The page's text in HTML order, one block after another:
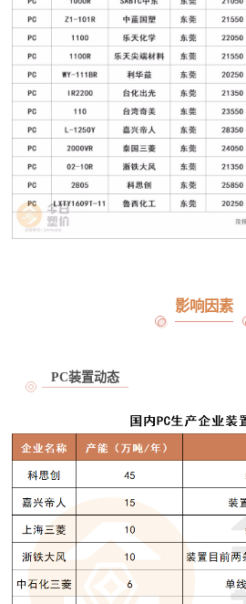
影响因素
PC装置动态